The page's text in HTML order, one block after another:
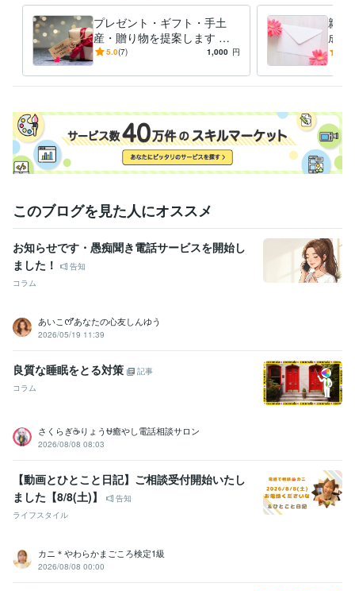
【今すぐ相談可能】と表示されている時は
購入後すぐにお電話、チャットできます。
離席中でも対応可能な場合もございます。
まずはお気軽にお問い合わせくださいませ♪
ココナラ初出品 ココナラ販売実績100件突破
資格・検定
ことわざ検定5級 取得年 : 2019年
秘書技能検定準1級 取得年 : 2008年
得意分野
悩み相談・カウンセリング
人生相談
ライティング・翻訳 手紙の作成・添削・校正
結婚式 家庭 手紙
プレゼント・ギフト・手土
産・贈り物を提案します セ
ンスの良いプレゼント選び、
5.0(7) 1,000 円
親か
成・
の心
しょ
このブログを見た人にオススメ
お知らせです・愚痴聞き電話サービスを開始し
ました！
告知
コラム
あいこꯁꯧあなたの心友しんゆう
2026/05/19 11:39
良質な睡眠をとる対策
記事
コラム
さくらぎ☕りょう⛎癒やし電話相談サロン
2026/08/08 08:03
【動画とひとこと日記】ご相談受付開始いたし
ました【8/8(土)】
告知
ライフスタイル
カニ＊やわらかまごころ検定1級
2026/08/08 00:00